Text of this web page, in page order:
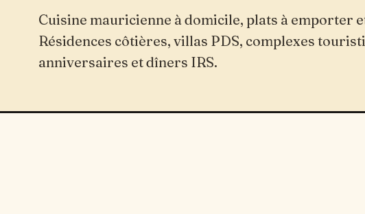
Cuisine mauricienne à domicile, plats à emporter
Résidences côtières, villas PDS, complexes
anniversaires et dîners IRS.